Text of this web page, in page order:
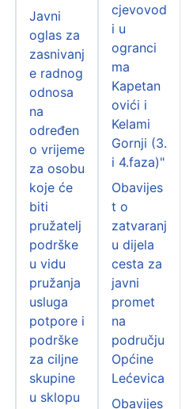
Javni
oglas za
zasnivanj
e radnog
odnosa
na
određen
o vrijeme
za osobu
koje će
biti
pružatelj
podrške
u vidu
pružanja
usluga
potpore i
podrške
za ciljne
skupine
u sklopu
cjevovod
i u
ogranci
ma
Kapetan
ovići i
Kelami
Gornji (3.
i 4.faza)"
Obavijes
t o
zatvaranj
u dijela
cesta za
javni
promet
na
području
Općine
Lećevica
Obavijes